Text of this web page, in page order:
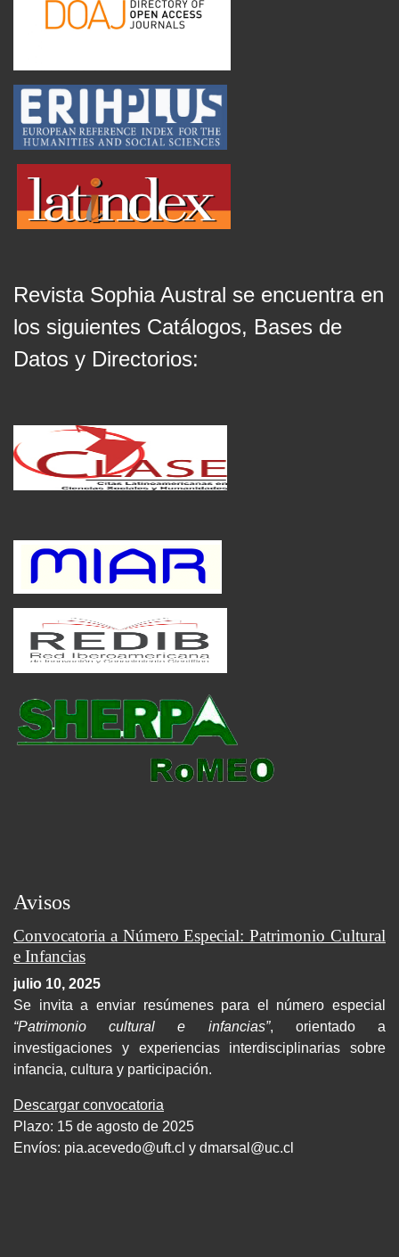
Revista Sophia Austral se encuentra en
los siguientes Catálogos, Bases de
Datos y Directorios:
Avisos
Convocatoria a Número Especial: Patrimonio Cultural
e Infancias
julio 10, 2025
Se invita a enviar resúmenes para el número especial
“Patrimonio cultural e infancias”, orientado a
investigaciones y experiencias interdisciplinarias sobre
infancia, cultura y participación.
Descargar convocatoria
Plazo: 15 de agosto de 2025
Envíos: pia.acevedo@uft.cl y dmarsal@uc.cl